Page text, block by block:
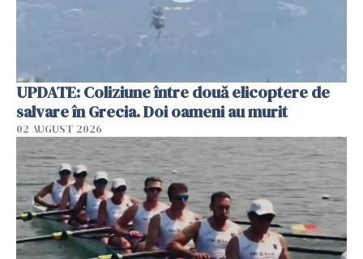
UPDATE: Coliziune între două elicoptere de
salvare în Grecia. Doi oameni au murit
02 AUGUST 2026